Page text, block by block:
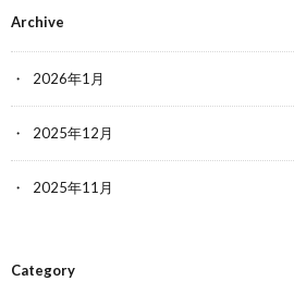
Archive
2026年1月
2025年12月
2025年11月
Category